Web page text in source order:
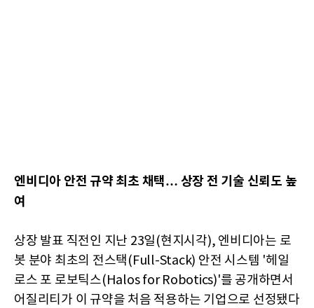
엔비디아 안전 규약 최초 채택… 상장 전 기술 신뢰도 높
여
상장 발표 직전인 지난 23일(현지시각), 엔비디아는 로
봇 분야 최초의 전스택(Full-Stack) 안전 시스템 '헤일
로스 포 로보틱스(Halos for Robotics)'를 공개하면서
어질리티가 이 규약을 처음 적용하는 기업으로 선정됐다